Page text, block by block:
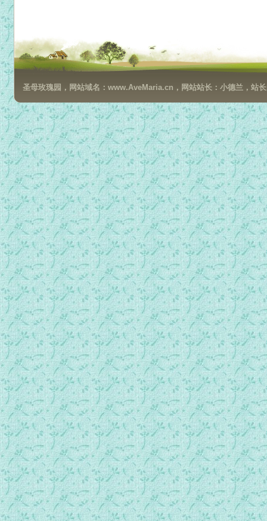
圣母玫瑰园，网站域名：www.AveMaria.cn，网站站长：小德兰，